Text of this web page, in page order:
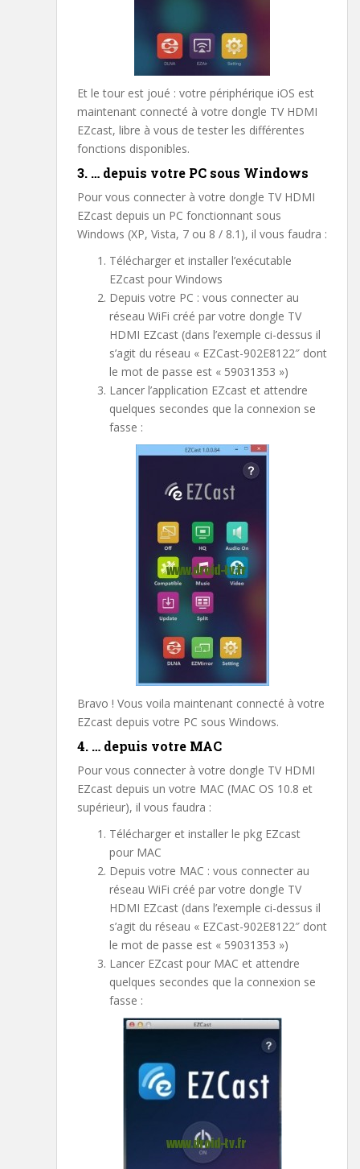
Et le tour est joué : votre périphérique iOS est
maintenant connecté à votre dongle TV HDMI
EZcast, libre à vous de tester les différentes
fonctions disponibles.
3. … depuis votre PC sous Windows
Pour vous connecter à votre dongle TV HDMI
EZcast depuis un PC fonctionnant sous
Windows (XP, Vista, 7 ou 8 / 8.1), il vous faudra :
Télécharger et installer l’exécutable
EZcast pour Windows
Depuis votre PC : vous connecter au
réseau WiFi créé par votre dongle TV
HDMI EZcast (dans l’exemple ci-dessus il
s’agit du réseau « EZCast-902E8122″ dont
le mot de passe est « 59031353 »)
Lancer l’application EZcast et attendre
quelques secondes que la connexion se
fasse :
Bravo ! Vous voila maintenant connecté à votre
EZcast depuis votre PC sous Windows.
4. … depuis votre MAC
Pour vous connecter à votre dongle TV HDMI
EZcast depuis un votre MAC (MAC OS 10.8 et
supérieur), il vous faudra :
Télécharger et installer le pkg EZcast
pour MAC
Depuis votre MAC : vous connecter au
réseau WiFi créé par votre dongle TV
HDMI EZcast (dans l’exemple ci-dessus il
s’agit du réseau « EZCast-902E8122″ dont
le mot de passe est « 59031353 »)
Lancer EZcast pour MAC et attendre
quelques secondes que la connexion se
fasse :